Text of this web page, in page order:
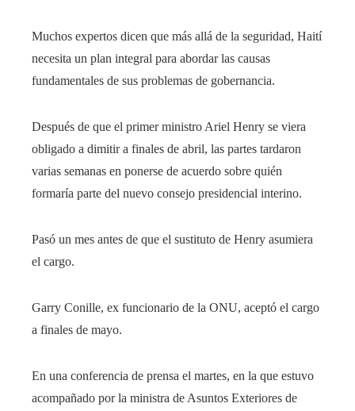
Muchos expertos dicen que más allá de la seguridad, Haití
necesita un plan integral para abordar las causas
fundamentales de sus problemas de gobernancia.
Después de que el primer ministro Ariel Henry se viera
obligado a dimitir a finales de abril, las partes tardaron
varias semanas en ponerse de acuerdo sobre quién
formaría parte del nuevo consejo presidencial interino.
Pasó un mes antes de que el sustituto de Henry asumiera
el cargo.
Garry Conille, ex funcionario de la ONU, aceptó el cargo
a finales de mayo.
En una conferencia de prensa el martes, en la que estuvo
acompañado por la ministra de Asuntos Exteriores de